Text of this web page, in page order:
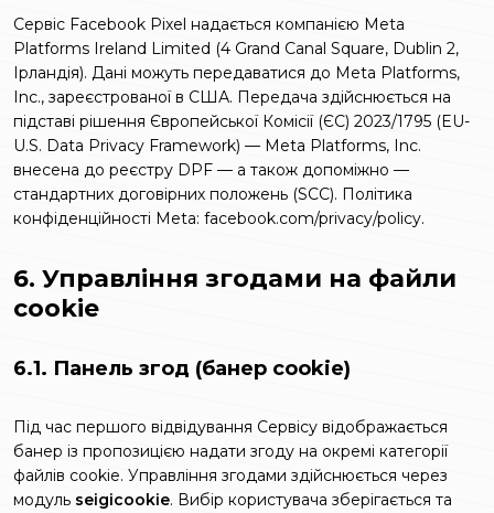
Сервіс Facebook Pixel надається компанією Meta
Platforms Ireland Limited (4 Grand Canal Square, Dublin 2,
Ірландія). Дані можуть передаватися до Meta Platforms,
Inc., зареєстрованої в США. Передача здійснюється на
підставі рішення Європейської Комісії (ЄС) 2023/1795 (EU-
U.S. Data Privacy Framework) — Meta Platforms, Inc.
внесена до реєстру DPF — а також допоміжно —
стандартних договірних положень (SCC). Політика
конфіденційності Meta: facebook.com/privacy/policy.
6. Управління згодами на файли
cookie
6.1. Панель згод (банер cookie)
Під час першого відвідування Сервісу відображається
банер із пропозицією надати згоду на окремі категорії
файлів cookie. Управління згодами здійснюється через
модуль seigicookie. Вибір користувача зберігається та